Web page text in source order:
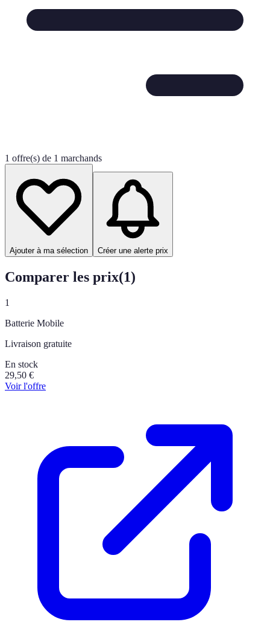
1 offre(s) de 1 marchands
Ajouter à ma sélection Créer une alerte prix
Comparer les prix(1)
1
Batterie Mobile
Livraison gratuite
En stock
29,50 €
Voir l'offre